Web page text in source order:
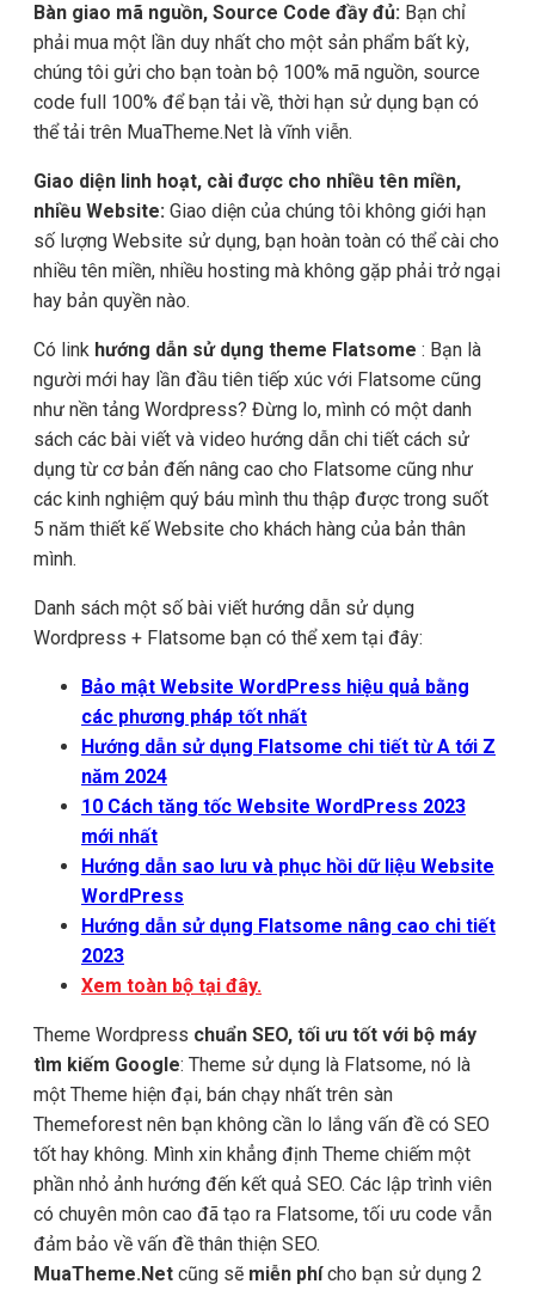
Bàn giao mã nguồn, Source Code đầy đủ: Bạn chỉ
phải mua một lần duy nhất cho một sản phẩm bất kỳ,
chúng tôi gửi cho bạn toàn bộ 100% mã nguồn, source
code full 100% để bạn tải về, thời hạn sử dụng bạn có
thể tải trên MuaTheme.Net là vĩnh viễn.
Giao diện linh hoạt, cài được cho nhiều tên miền,
nhiều Website: Giao diện của chúng tôi không giới hạn
số lượng Website sử dụng, bạn hoàn toàn có thể cài cho
nhiều tên miền, nhiều hosting mà không gặp phải trở ngại
hay bản quyền nào.
Có link hướng dẫn sử dụng theme Flatsome : Bạn là
người mới hay lần đầu tiên tiếp xúc với Flatsome cũng
như nền tảng Wordpress? Đừng lo, mình có một danh
sách các bài viết và video hướng dẫn chi tiết cách sử
dụng từ cơ bản đến nâng cao cho Flatsome cũng như
các kinh nghiệm quý báu mình thu thập được trong suốt
5 năm thiết kế Website cho khách hàng của bản thân
mình.
Danh sách một số bài viết hướng dẫn sử dụng
Wordpress + Flatsome bạn có thể xem tại đây:
Bảo mật Website WordPress hiệu quả bằng
các phương pháp tốt nhất
Hướng dẫn sử dụng Flatsome chi tiết từ A tới Z
năm 2024
10 Cách tăng tốc Website WordPress 2023
mới nhất
Hướng dẫn sao lưu và phục hồi dữ liệu Website
WordPress
Hướng dẫn sử dụng Flatsome nâng cao chi tiết
2023
Xem toàn bộ tại đây.
Theme Wordpress chuẩn SEO, tối ưu tốt với bộ máy
tìm kiếm Google: Theme sử dụng là Flatsome, nó là
một Theme hiện đại, bán chạy nhất trên sàn
Themeforest nên bạn không cần lo lắng vấn đề có SEO
tốt hay không. Mình xin khẳng định Theme chiếm một
phần nhỏ ảnh hướng đến kết quả SEO. Các lập trình viên
có chuyên môn cao đã tạo ra Flatsome, tối ưu code vẫn
đảm bảo về vấn đề thân thiện SEO.
MuaTheme.Net cũng sẽ miễn phícho bạn sử dụng 2